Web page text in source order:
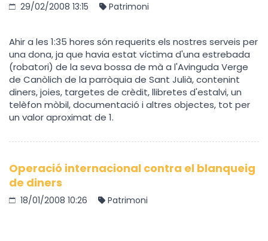
29/02/2008 13:15 Patrimoni
Ahir a les 1:35 hores són requerits els nostres serveis per
una dona, ja que havia estat víctima d'una estrebada
(robatori) de la seva bossa de mà a l'Avinguda Verge
de Canòlich de la parròquia de Sant Julià, contenint
diners, joies, targetes de crèdit, llibretes d'estalvi, un
telèfon mòbil, documentació i altres objectes, tot per
un valor aproximat de 1.
Operació internacional contra el blanqueig
de diners
18/01/2008 10:26 Patrimoni